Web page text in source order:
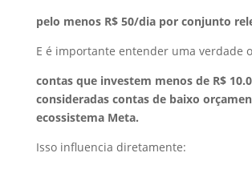
pelo menos R$ 50/dia por conjunto
E é importante entender uma verdade
contas que investem menos de R$
consideradas contas de baixo
ecossistema Meta.
Isso influencia diretamente: